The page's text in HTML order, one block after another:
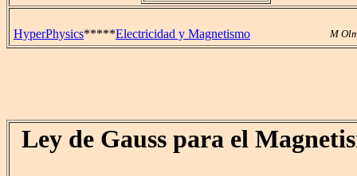
HyperPhysics*****Electricidad y Magnetismo M
Ley de Gauss para el